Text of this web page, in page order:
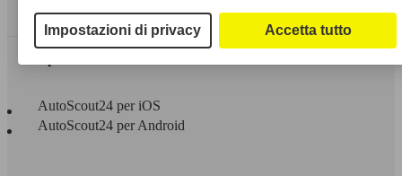
Area rivenditori
AutoScout24 per iOS
AutoScout24 per Android
Impostazioni di privacy Accetta tutto